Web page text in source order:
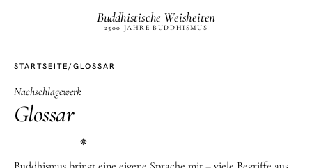
Buddhistische Weisheiten
2500 JAHRE BUDDHISMUS
STARTSEITE/ GLOSSAR
Nachschlagewerk
Glossar
☸